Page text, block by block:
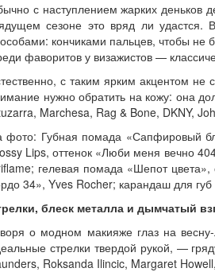
с наступлением жарких деньков
сезоне это вряд ли удастся.
кончиками пальцев, чтобы не
фаворитов у визажистов —
с таким ярким акцентом
нужно обратить на кожу: она
Marchesa, Rag & Bone, DKNY,
фото: Губная помада «Сапфировый
Lips, оттенок «Люби меня вечно
гелевая помада «Шепот
34», Yves Rocher; карандаш для
блеск металла и дымчатый
о модном макияже глаз на
стрелки твердой рукой, —
Roksanda Ilincic, Margaret